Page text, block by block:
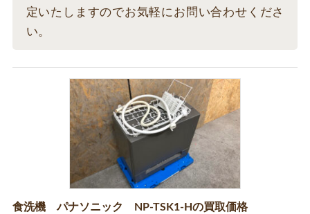
定いたしますのでお気軽にお問い合わせくださ
い。
食洗機 パナソニック NP-TSK1-Hの買取価格